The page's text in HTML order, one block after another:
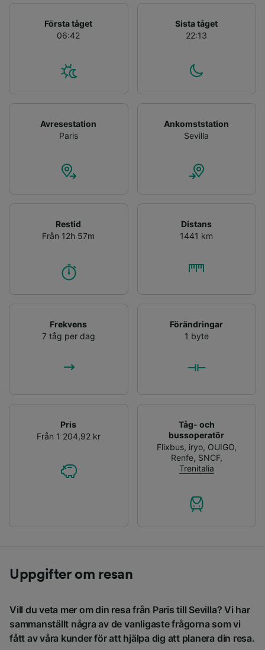
Första tåget
06:42
Sista tåget
22:13
Avresestation
Paris
Ankomststation
Sevilla
Restid
Från 12h 57m
Distans
1441 km
Frekvens
7 tåg per dag
Förändringar
1 byte
Pris
Från 1 204,92 kr
Tåg- och
bussoperatör
Flixbus, iryo, OUIGO,
Renfe, SNCF,
Trenitalia
Uppgifter om resan
Vill du veta mer om din resa från Paris till Sevilla? Vi har
sammanställt några av de vanligaste frågorna som vi
fått av våra kunder för att hjälpa dig att planera din resa.
positionering. Aktivt läsa av enhetens
och/eller få åtkomst till information på en
enhet. Personanpassad reklam och innehåll,
angående målgrupp och tjänsteutveckling.